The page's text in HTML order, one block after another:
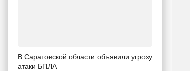
В Саратовской области объявили угрозу
атаки БПЛА